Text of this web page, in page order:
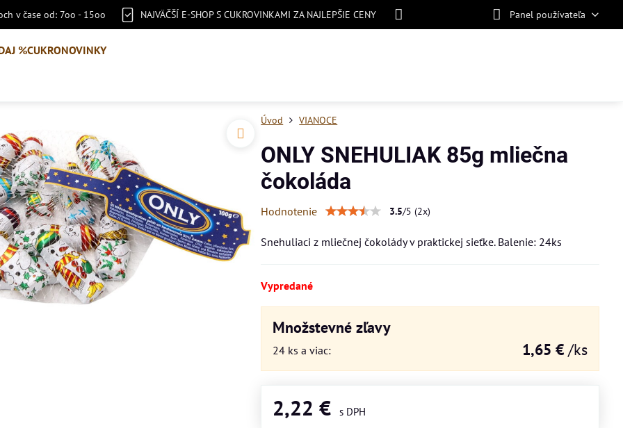
v čase od: 7oo - 15oo NAJVÄČŠÍ E-SHOP S CUKROVINKAMI ZA NAJLEPŠIE CENY Panel používateľa
%CUKRONOVINKY
Úvod VIANOCE
ONLY SNEHULIAK 85g mliečna
čokoláda
Hodnotenie 3.5/5 (2x)
Snehuliaci z mliečnej čokolády v praktickej sieťke. Balenie: 24ks
Vypredané
Množstevné zľavy
24 ks a viac: 1,65 € /ks
2,22 €